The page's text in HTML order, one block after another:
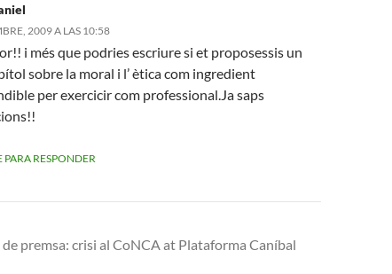
2009 A LAS 10:58
i més que podries escriure si et proposessis un
sobre la moral i l’ ètica com ingredient
per exercicir com professional.Ja saps
PARA RESPONDER
de premsa: crisi al CoNCA at Plataforma Caníbal